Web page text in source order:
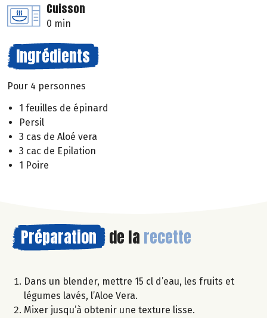
Cuisson
0 min
Ingrédients
Pour 4 personnes
1 feuilles de épinard
Persil
3 cas de Aloé vera
3 cac de Epilation
1 Poire
Préparation de la recette
Dans un blender, mettre 15 cl d’eau, les fruits et
légumes lavés, l’Aloe Vera.
Mixer jusqu’à obtenir une texture lisse.